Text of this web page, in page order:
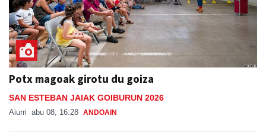
Potx magoak girotu du goiza
SAN ESTEBAN JAIAK GOIBURUN 2026
Aiurri abu 08, 16:28 ANDOAIN